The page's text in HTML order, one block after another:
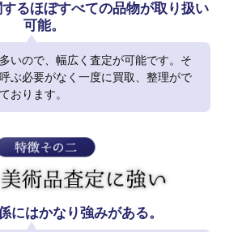
るほぼすべての品物が取り扱い
可能。
いので、幅広く査定が可能です。そ
ぶ必要がなく一度に買取、整理がで
おります。
にはかなり強みがある。